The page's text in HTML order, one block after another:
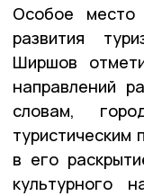
Особое место
развития
Ширшов
направлений
словам,
туристическим
в его
культурного